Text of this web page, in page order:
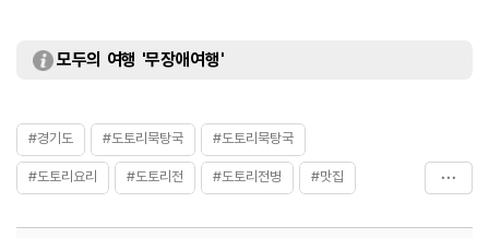
모두의 여행 '무장애여행'
#경기도 #도토리묵탕국 #도토리묵탕국
#도토리요리 #도토리전 #도토리전병 #맛집